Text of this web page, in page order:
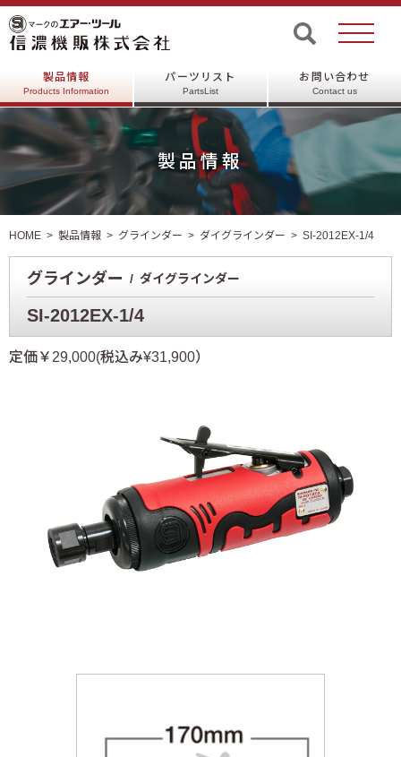
製品情報
Products Information
パーツリスト
PartsList
お問い合わせ
Contact us
製品情報
HOME 製品情報 グラインダー ダイグラインダー SI-2012EX-1/4
グラインダー ダイグラインダー
SI-2012EX-1/4
定価￥29,000(税込み¥31,900）